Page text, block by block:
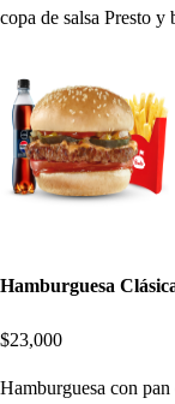
copa de salsa Presto y
Hamburguesa
$23,000
Hamburguesa con